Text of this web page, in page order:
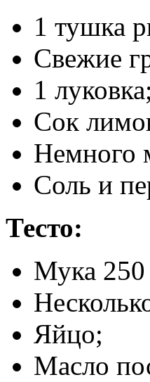
1 тушка
Свежие
1 луковка;
Сок
Немного
Соль и
Тесто:
Мука
Яйцо;
Масло